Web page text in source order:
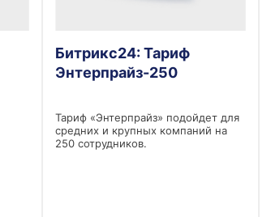
Битрикс24: Тариф
Энтерпрайз-250
Тариф «Энтерпрайз» подойдет для
средних и крупных компаний на
250 сотрудников.